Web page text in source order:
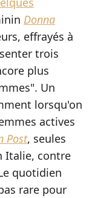
Donna
effrayés à
trois
plus
Un
lorsqu'on
actives
Post, seules
Italie, contre
quotidien
rare pour